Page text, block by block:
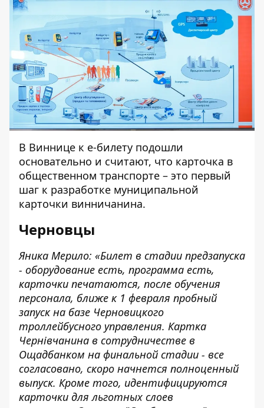
В Виннице к е-билету подошли
основательно и считают, что карточка в
общественном транспорте – это первый
шаг к разработке муниципальной
карточки винничанина.
Черновцы
Яника Мерило: «Билет в стадии предзапуска
- оборудование есть, программа есть,
карточки печатаются, после обучения
персонала, ближе к 1 февраля пробный
запуск на базе Черновицкого
троллейбусного управления. Картка
Чернівчанина в сотрудничестве в
Ощадбанком на финальной стадии - все
согласовано, скоро начнется полноценный
выпуск. Кроме того, идентифицируются
карточки для льготных слоев